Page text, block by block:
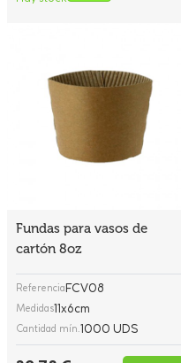
Fundas para vasos de
cartón 8oz
ReferenciaFCV08
Medidas11x6cm
Cantidad mín.1000 UDS